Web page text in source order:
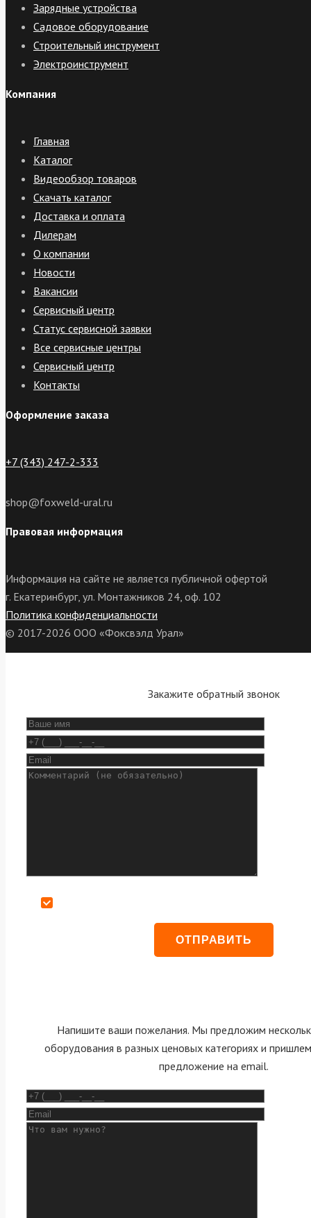
Зарядные устройства
Садовое оборудование
Строительный инструмент
Электроинструмент
Компания
Главная
Каталог
Видеообзор товаров
Скачать каталог
Доставка и оплата
Дилерам
О компании
Новости
Вакансии
Сервисный центр
Статус сервисной заявки
Все сервисные центры
Сервисный центр
Контакты
Оформление заказа
+7 (343) 247-2-333
shop@foxweld-ural.ru
Правовая информация
Информация на сайте не является публичной офертой
г. Екатеринбург, ул. Монтажников 24, оф. 102
Политика конфиденциальности
© 2017-2026 ООО «Фоксвэлд Урал»
Закажите обратный звонок
Напишите ваши пожелания. Мы предложим
оборудования в разных ценовых категориях и
предложение на email.